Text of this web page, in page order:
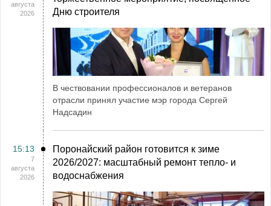
августа
2026
Дню строителя
В чествовании профессионалов и ветеранов
отрасли принял участие мэр города Сергей
Надсадин
15:13
7
августа
2026
Поронайский район готовится к зиме
2026/2027: масштабный ремонт тепло- и
водоснабжения